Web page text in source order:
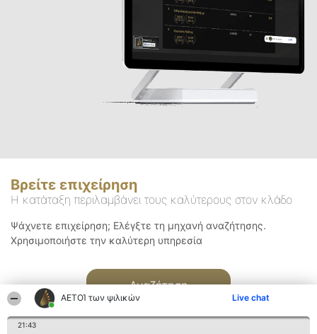
ΑΕΤΟΊ των ψιλικών Live chat
21:43
Βρείτε επιχείρηση
Η κατάταξη περιλαμβάνει τους καλύτερους στον κλάδο
Ψάχνετε επιχείρηση; Ελέγξτε τη μηχανή αναζήτησης.
Χρησιμοποιήστε την καλύτερη υπηρεσία
Αναζήτηση